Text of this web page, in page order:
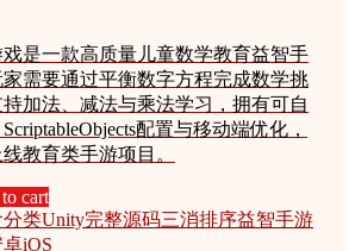
是一款高质量儿童数学教育益智手
需要通过平衡数字方程完成数学挑
加法、减法与乘法学习，拥有可自
配置与移动端优化，
教育类手游项目。
cart